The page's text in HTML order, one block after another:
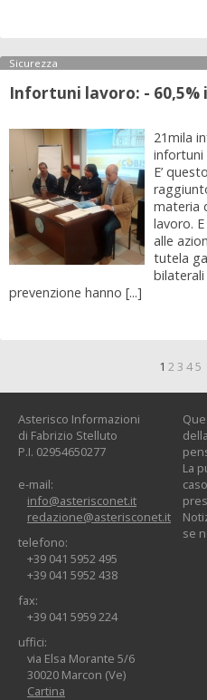
Sicurezza
Infortuni lavoro: - 60,5%
21mila
infortuni
E’
materia
lavoro.
alle
tutela
bilaterali
prevenzione hanno [...]
1 23 45
Asterisco Informazioni
di Fabrizio Stelluto
P.I. 02954650277
e-mail:
info@asterisconet.it
redazione@asterisconet.it
telefono:
+39 041 5952 495
+39 041 5952 438
fax:
+39 041 5959 224
uffici:
via Elsa Morante 5/6
30020 Marcon (Ve)
Cartina
La
se